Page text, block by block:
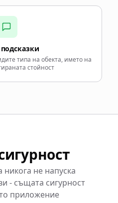
типа на обекта, името на
стойност
не напуска
- същата сигурност
приложение